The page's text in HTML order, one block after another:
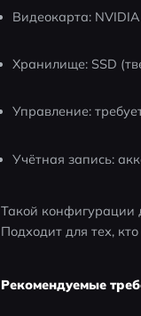
Видеокарта:
Хранилище: SSD
Управление:
Учётная запись:
Такой конфигурации
Подходит для тех,
Рекомендуемые